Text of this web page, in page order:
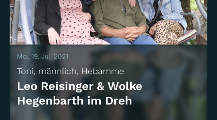
04 | Eine runde Sache
DramaDas Erste
Mo., 19. Juli 2021
Toni, männlich, Hebamme
Leo Reisinger & Wolke
Hegenbarth im Dreh